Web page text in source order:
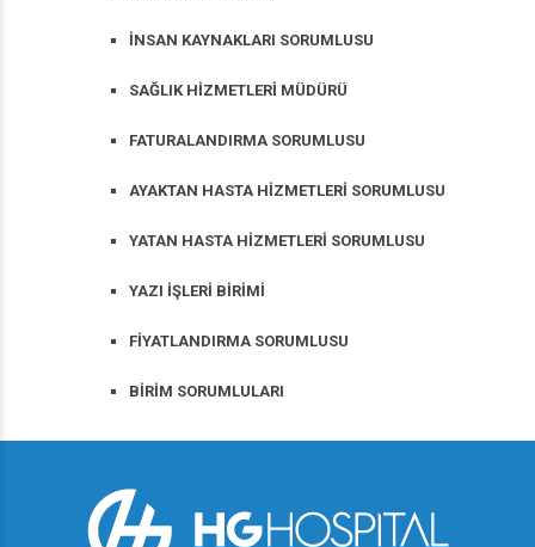
İNSAN KAYNAKLARI SORUMLUSU
SAĞLIK HİZMETLERİ MÜDÜRÜ
FATURALANDIRMA SORUMLUSU
AYAKTAN HASTA HİZMETLERİ SORUMLUSU
YATAN HASTA HİZMETLERİ SORUMLUSU
YAZI İŞLERİ BİRİMİ
FİYATLANDIRMA SORUMLUSU
BİRİM SORUMLULARI